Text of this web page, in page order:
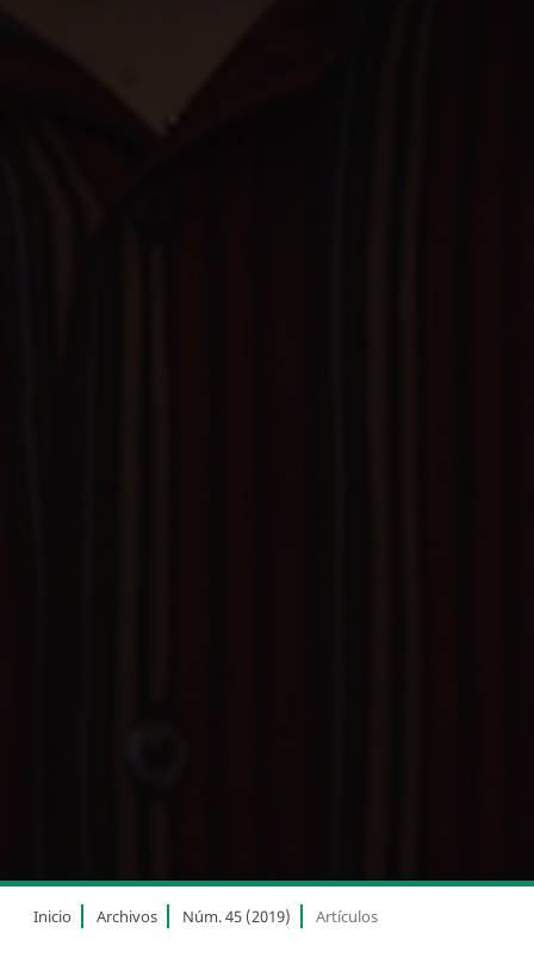
Inicio Archivos Núm. 45 (2019) Artículos